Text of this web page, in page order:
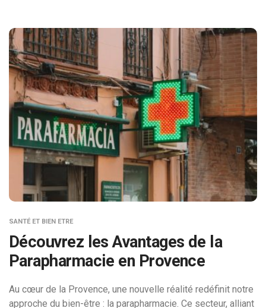
SANTÉ ET BIEN ETRE
Découvrez les Avantages de la
Parapharmacie en Provence
Au cœur de la Provence, une nouvelle réalité redéfinit notre
approche du bien-être : la parapharmacie. Ce secteur, alliant